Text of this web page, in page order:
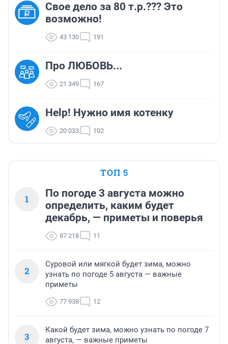
Свое дело за 80 т.р.??? Это
возможно!
43 130 191
Про ЛЮБОВЬ...
21 349 167
Help! Нужно имя котенку
20 033 102
ТОП 5
1
По погоде 3 августа можно
определить, каким будет
декабрь, — приметы и поверья
87 218 11
2
Суровой или мягкой будет зима, можно
узнать по погоде 5 августа — важные
приметы
77 938 12
3
Какой будет зима, можно узнать по погоде 7
августа, — важные приметы